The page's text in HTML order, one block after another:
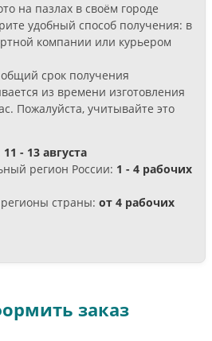
на пазлах в своём городе
удобный способ получения: в
компании или курьером
общий срок получения
из времени изготовления
Пожалуйста, учитывайте это
11 - 13 августа
регион России: 1 - 4 рабочих
страны: от 4 рабочих
заказ